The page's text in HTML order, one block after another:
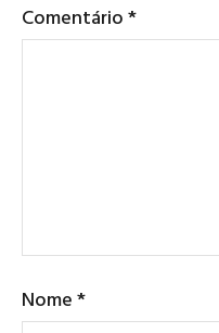
Comentário*
Nome*